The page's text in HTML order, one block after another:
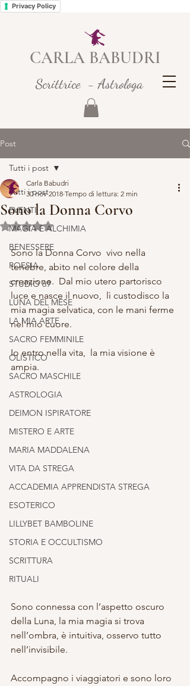
Privacy Policy
CARLA BABUDRI
Scrittrice - Astrologa
Post
Tutti i post
EVENTI
MAGIA E ALCHIMIA
BENESSERE
POESIA
STUDIO 69
LUNA DEL MESE
LA MIA ARTE
SACRO FEMMINILE
OLISTICO
SACRO MASCHILE
ASTROLOGIA
DEIMON ISPIRATORE
MISTERO E ARTE
MARIA MADDALENA
VITA DA STREGA
ACCADEMIA APPRENDISTA STREGA
ESOTERICO
LILLYBET BAMBOLINE
STORIA E OCCULTISMO
SCRITTURA
RITUALI
Tutti i post
Sono la Donna Corvo
Carla Babudri
30 nov 2018 Tempo di lettura: 2 min
Valutazione NaN stelle su 5.
Sono la Donna Corvo  vivo nella
tenebre, abito nel colore della
creazione.  Dal mio utero partorisco
luce e nasce il nuovo,  lì custodisco la
mia magia selvatica, con le mani ferme
nel mio cuore.
Io entro nella vita,  la mia visione è
ampia.
Sono connessa con l’aspetto oscuro
della Luna, la mia magia si trova
nell’ombra, è intuitiva, osservo tutto
nell’invisibile.
Accompagno i viaggiatori e sono loro